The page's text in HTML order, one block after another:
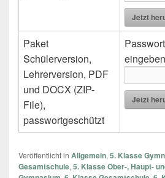
Jetzt
Paket
Schülerversion,
Lehrerversion, PDF
und DOCX (ZIP-
File),
passwortgeschützt
Jetzt
Veröffentlicht in Allgemein, 5. Klasse
Gesamtschule, 5. Klasse Ober-, Haupt-